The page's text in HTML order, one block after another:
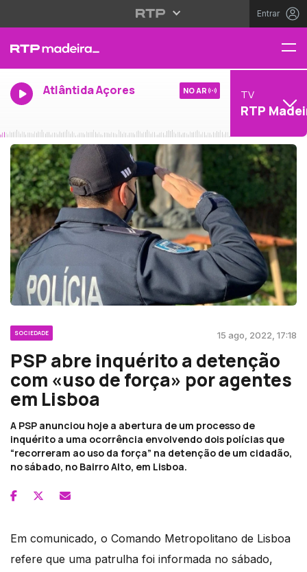
Entrar
Atlântida Açores NO AR TV
RTP
SOCIEDADE 15 ago, 2022, 17:18
PSP abre inquérito a detenção
com «uso de força» por agentes
em Lisboa
A PSP anunciou hoje a abertura de um processo de
inquérito a uma ocorrência envolvendo dois polícias que
“recorreram ao uso da força” na detenção de um cidadão,
no sábado, no Bairro Alto, em Lisboa.
Em comunicado, o Comando Metropolitano de Lisboa
refere que uma patrulha foi informada no sábado,